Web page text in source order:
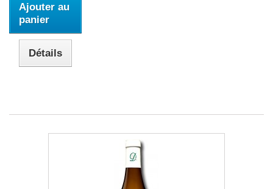
Ajouter au
panier
Détails